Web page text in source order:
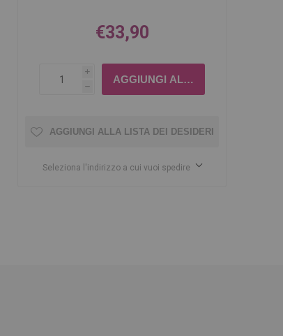
€33,90
i
h
AGGIUNGI ALLA LISTA DEI DESIDERI
Seleziona l'indirizzo a cui vuoi spedire